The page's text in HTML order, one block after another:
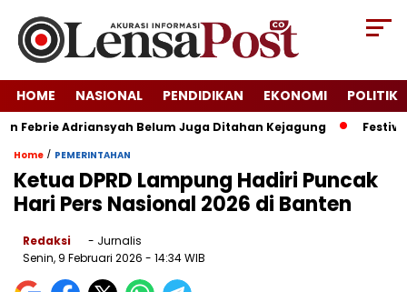
HOME NASIONAL PENDIDIKAN EKONOMI POLITIK
Adriansyah Belum Juga Ditahan Kejagung Festival
Home / PEMERINTAHAN
Ketua DPRD Lampung Hadiri Puncak
Hari Pers Nasional 2026 di Banten
Redaksi
- Jurnalis
Senin, 9 Februari 2026 - 14:34 WIB